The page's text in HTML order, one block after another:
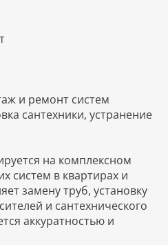
и ремонт систем
сантехники, устранение
на комплексном
систем в квартирах и
замену труб, установку
и сантехнического
аккуратностью и